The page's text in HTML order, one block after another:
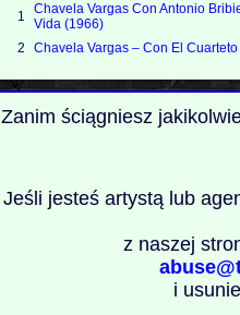
1
Chavela Vargas Con Antonio
Vida (1966)
2
Chavela Vargas ‎– Con El
Zanim ściągniesz
Jeśli jesteś artystą lub
z naszej
i